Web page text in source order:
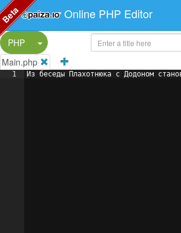
Online PHP Editor
PHP
Split Button!
Main.php
1 Из беседы Плахотнюка с Додоном